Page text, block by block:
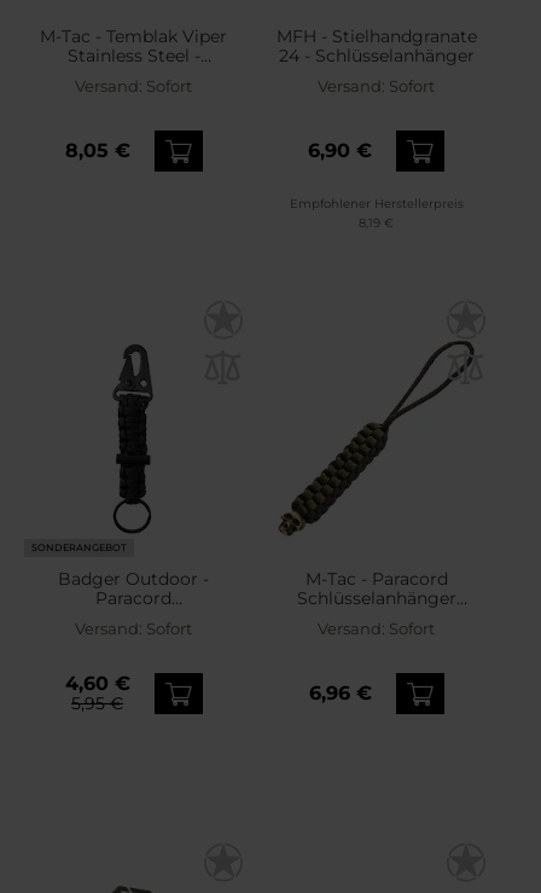
M-Tac - Temblak Viper
Stainless Steel -
Schlüsselanhänger -
Black
Versand: Sofort
8,05 €
MFH - Stielhandgranate
24 - Schlüsselanhänger
Versand: Sofort
6,90 €
Empfohlener Herstellerpreis
8,19 €
SONDERANGEBOT
Badger Outdoor -
Paracord
Schlüsselanhänger mit
Feuerstein - Black
Versand: Sofort
4,60 €
5,95 €
M-Tac - Paracord
Schlüsselanhänger
Cuboid Skull - Black/Olive
Versand: Sofort
6,96 €